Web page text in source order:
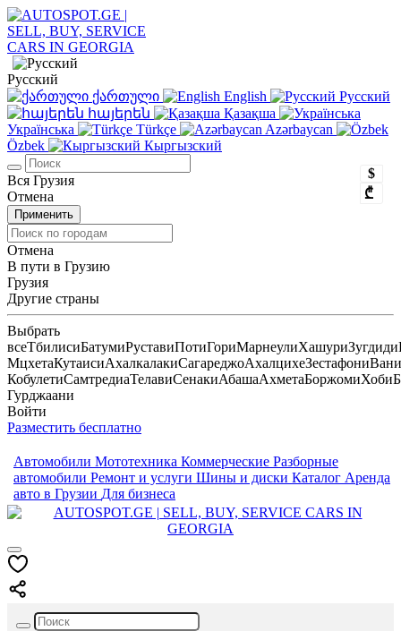
Русский
ქართული
English
Русский
հայերեն
Қазақша
Українська
Türkçe
Azərbaycan
Özbek
Кыргызский
$
₾
Вся Грузия
Отмена
Применить
Отмена
В пути в Грузию
Грузия
Другие страны
Выбрать
всеТбилисиБатумиРуставиПотиГориМарнеулиХашуриЗугдиди
МцхетаКутаисиАхалкалакиСагареджоАхалцихеЗестафониВани
КобулетиСамтредиаТелавиСенакиАбашаАхметаБоржомиХоби
Гурджаани
Войти
Разместить бесплатно
Автомобили Мототехника Коммерческие Разборные
автомобили Ремонт и услуги Шины и диски Каталог Аренда
авто в Грузии Для бизнеса